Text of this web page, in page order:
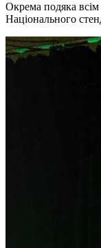
Окрема подяка всім
Національного